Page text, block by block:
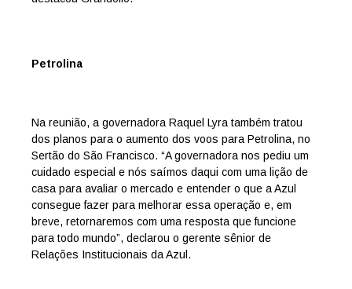
Petrolina
Na reunião, a governadora Raquel Lyra também tratou
dos planos para o aumento dos voos para Petrolina, no
Sertão do São Francisco. “A governadora nos pediu um
cuidado especial e nós saímos daqui com uma lição de
casa para avaliar o mercado e entender o que a Azul
consegue fazer para melhorar essa operação e, em
breve, retornaremos com uma resposta que funcione
para todo mundo”, declarou o gerente sênior de
Relações Institucionais da Azul.